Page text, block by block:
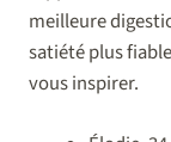
meilleure
satiété plus
vous inspirer.